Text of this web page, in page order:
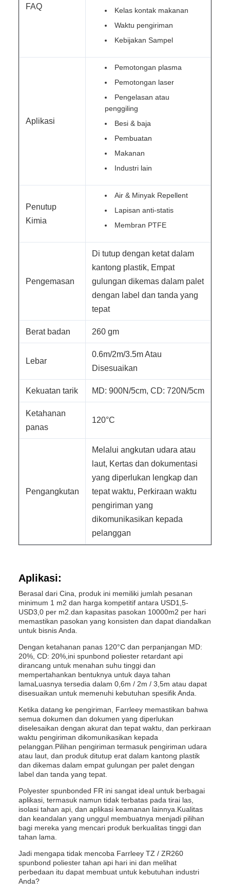
FAQ
Kelas kontak makanan
Waktu pengiriman
Kebijakan Sampel
Aplikasi
Pemotongan plasma
Pemotongan laser
Pengelasan atau
penggiling
Besi & baja
Pembuatan
Makanan
Industri lain
Penutup
Kimia
Air & Minyak Repellent
Lapisan anti-statis
Membran PTFE
Pengemasan
Di tutup dengan ketat dalam
kantong plastik, Empat
gulungan dikemas dalam palet
dengan label dan tanda yang
tepat
Berat badan 260 gm
Lebar
0.6m/2m/3.5m Atau
Disesuaikan
Kekuatan tarik MD: 900N/5cm, CD: 720N/5cm
Ketahanan
panas
120°C
Pengangkutan
Melalui angkutan udara atau
laut, Kertas dan dokumentasi
yang diperlukan lengkap dan
tepat waktu, Perkiraan waktu
pengiriman yang
dikomunikasikan kepada
pelanggan
Aplikasi:
Berasal dari Cina, produk ini memiliki jumlah pesanan
minimum 1 m2 dan harga kompetitif antara USD1,5-
USD3,0 per m2.dan kapasitas pasokan 10000m2 per hari
memastikan pasokan yang konsisten dan dapat diandalkan
untuk bisnis Anda.
Dengan ketahanan panas 120°C dan perpanjangan MD:
20%, CD: 20%,ini spunbond poliester retardant api
dirancang untuk menahan suhu tinggi dan
mempertahankan bentuknya untuk daya tahan
lamaLuasnya tersedia dalam 0,6m / 2m / 3,5m atau dapat
disesuaikan untuk memenuhi kebutuhan spesifik Anda.
Ketika datang ke pengiriman, Farrleey memastikan bahwa
semua dokumen dan dokumen yang diperlukan
diselesaikan dengan akurat dan tepat waktu, dan perkiraan
waktu pengiriman dikomunikasikan kepada
pelanggan.Pilihan pengiriman termasuk pengiriman udara
atau laut, dan produk ditutup erat dalam kantong plastik
dan dikemas dalam empat gulungan per palet dengan
label dan tanda yang tepat.
Polyester spunbonded FR ini sangat ideal untuk berbagai
aplikasi, termasuk namun tidak terbatas pada tirai las,
isolasi tahan api, dan aplikasi keamanan lainnya.Kualitas
dan keandalan yang unggul membuatnya menjadi pilihan
bagi mereka yang mencari produk berkualitas tinggi dan
tahan lama.
Jadi mengapa tidak mencoba Farrleey TZ / ZR260
spunbond poliester tahan api hari ini dan melihat
perbedaan itu dapat membuat untuk kebutuhan industri
Anda?